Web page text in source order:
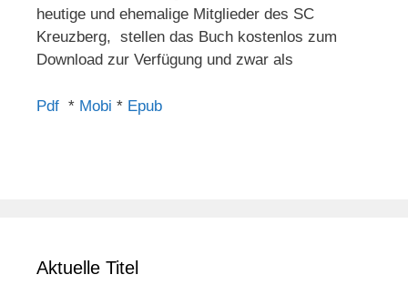
heutige und ehemalige Mitglieder des SC
Kreuzberg, stellen das Buch kostenlos zum
Download zur Verfügung und zwar als
Pdf * Mobi * Epub
Aktuelle Titel